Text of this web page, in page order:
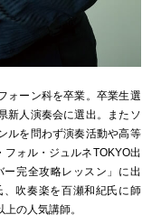
ォーン科を卒業。卒業生選
新人演奏会に選出。またソ
ルを問わず演奏活動や高等
ォル・ジュルネTOKYO出
完全攻略レッスン」に出
吹奏楽を百瀬和紀氏に師
の人気講師。